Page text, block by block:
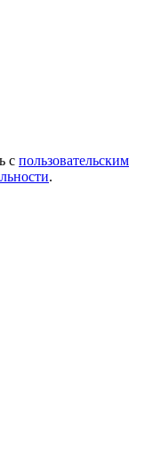
с пользовательским
.